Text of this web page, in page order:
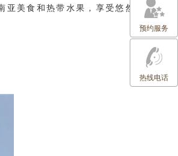
美食和热带水果，享受悠然的美好时
预约服务
热线电话